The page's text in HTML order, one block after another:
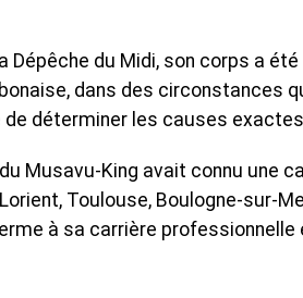
du Midi, son corps a
dans des circonstances
déterminer les causes
Musavu-King avait connu une
Toulouse, Boulogne-sur-
à sa carrière professionnelle